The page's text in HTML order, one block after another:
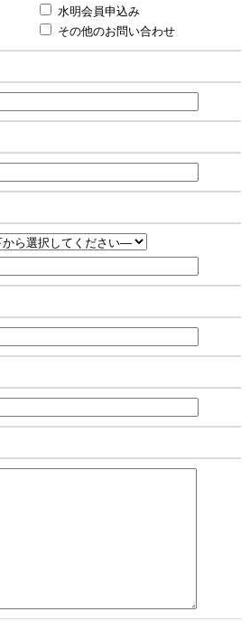
水明会員申込み
その他のお問い合わせ